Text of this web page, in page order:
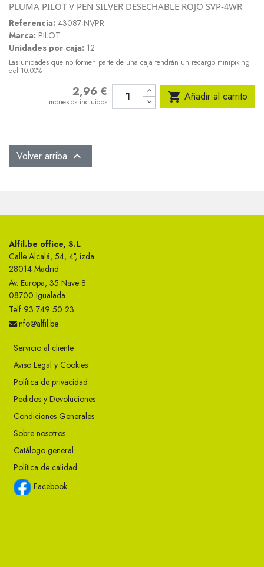
PLUMA PILOT V PEN SILVER DESECHABLE ROJO SVP-4WR
Referencia: 43087-NVPR
Marca: PILOT
Unidades por caja: 12
Las unidades que no formen parte de una caja tendrán un recargo minipiking
del 10.00%
2,96 €
Impuestos incluidos  Añadir al carrito
Volver arriba 
Alfil.be office, S.L
Calle Alcalá, 54, 4°, izda.
28014 Madrid
Av. Europa, 35 Nave 8
08700 Igualada
Telf 93 749 50 23
info@alfil.be
Servicio al cliente
Aviso Legal y Cookies
Política de privacidad
Pedidos y Devoluciones
Condiciones Generales
Sobre nosotros
Catálogo general
Política de calidad
Facebook